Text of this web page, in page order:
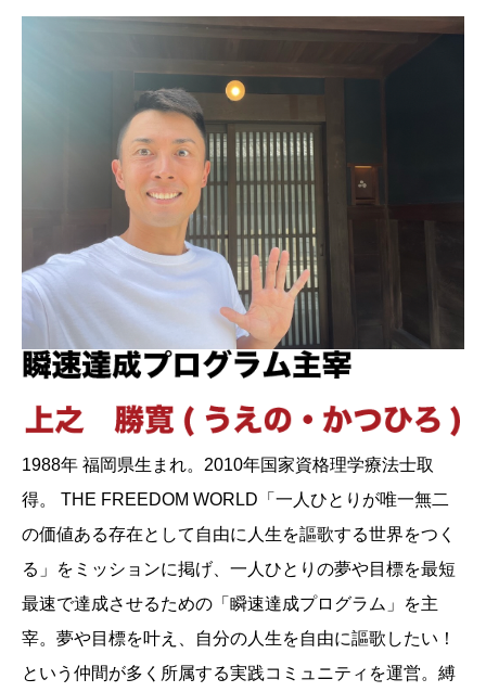
1988年 福岡県生まれ。2010年国家資格理学療法士取
得。 THE FREEDOM WORLD「一人ひとりが唯一無二
の価値ある存在として自由に人生を謳歌する世界をつく
る」をミッションに掲げ、一人ひとりの夢や目標を最短
最速で達成させるための「瞬速達成プログラム」を主
宰。夢や目標を叶え、自分の人生を自由に謳歌したい！
という仲間が多く所属する実践コミュニティを運営。縛